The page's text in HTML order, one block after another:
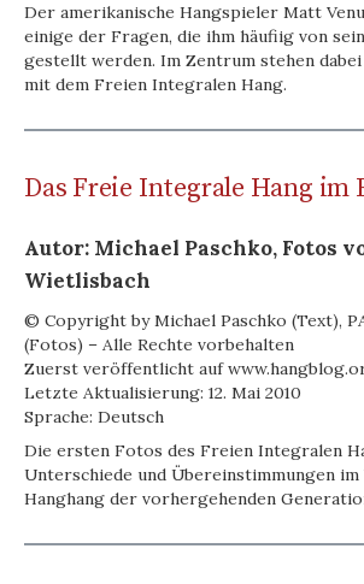
Der amerikanische Hangspieler Matt
einige der Fragen, die ihm häufiig von
gestellt werden. Im Zentrum stehen
mit dem Freien Integralen Hang.
Das Freie Integrale Hang im
Autor: Michael Paschko, Fotos
Wietlisbach
© Copyright by Michael Paschko (Text),
(Fotos) – Alle Rechte vorbehalten
Zuerst veröffentlicht auf
Letzte Aktualisierung: 12. Mai 2010
Sprache: Deutsch
Die ersten Fotos des Freien Integralen
Unterschiede und Übereinstimmungen
Hanghang der vorhergehenden